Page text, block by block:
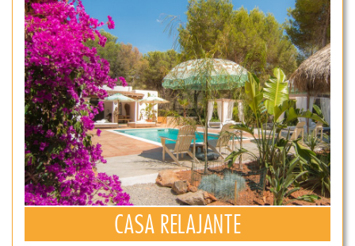
CASA RELAJANTE